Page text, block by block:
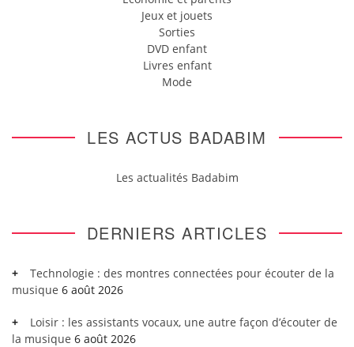
Jeux et jouets
Sorties
DVD enfant
Livres enfant
Mode
LES ACTUS BADABIM
Les actualités Badabim
DERNIERS ARTICLES
Technologie : des montres connectées pour écouter de la
musique 6 août 2026
Loisir : les assistants vocaux, une autre façon d’écouter de
la musique 6 août 2026